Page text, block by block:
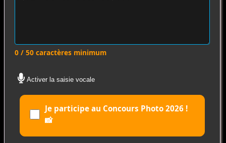
0 / 50 caractères minimum
Activer la saisie vocale
Je participe au Concours Photo 2026 !
📸